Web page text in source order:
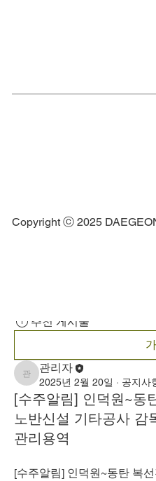
- (주)대한콘설탄트
추천 게시물
관리자
관리자
2025년 2월 20일 · 공지사
[수주알림] 인덕원~동
노반신설 기타공사 감
관리용역
[수주알림] 인덕원~동탄 복
Copyright ⓒ 2025